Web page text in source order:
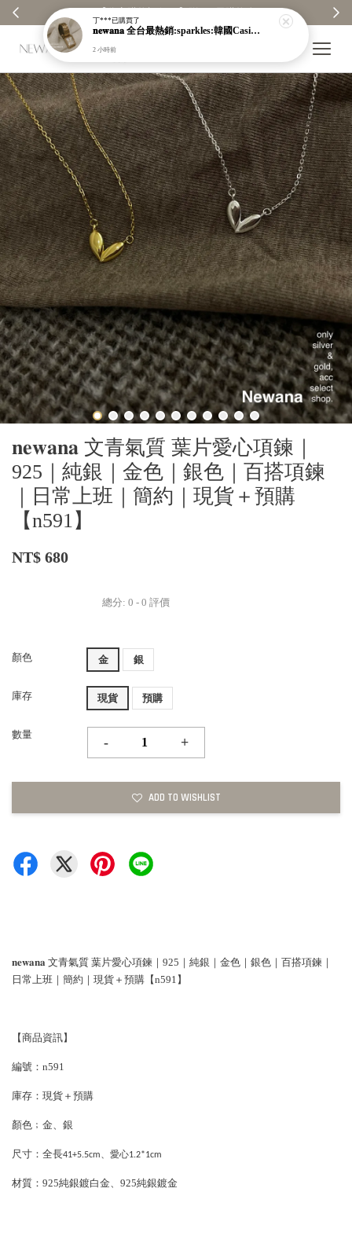
𝐧𝐞𝐰𝐚𝐧𝐚 文青氣質 葉片愛心項鍊｜
925｜純銀｜金色｜銀色｜百搭項鍊
｜日常上班｜簡約｜現貨＋預購
【n591】
NT$ 680
總分: 0 - 0 評價
顏色 金 銀
庫存 現貨 預購
數量
- +
ADD TO WISHLIST
𝐧𝐞𝐰𝐚𝐧𝐚 文青氣質 葉片愛心項鍊｜925｜純銀｜金色｜銀色｜百搭項鍊｜
日常上班｜簡約｜現貨＋預購【n591】
【商品資訊】
編號：n591
庫存：現貨＋預購
顏色﹔金、銀
尺寸：全長41+5.5cm、愛心1.2*1cm
材質：925純銀鍍白金、 925純銀鍍金
丁***已購買了
𝐧𝐞𝐰𝐚𝐧𝐚 全台最熱銷:sparkles:韓國Casio防潑水金屬錶:sparkles:就在本店
2 小時前